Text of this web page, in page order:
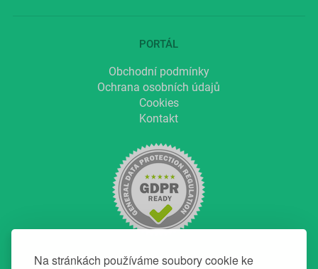
Na stránkách používáme soubory cookie ke
PORTÁL
Obchodní podmínky
Ochrana osobních údajů
Cookies
Kontakt